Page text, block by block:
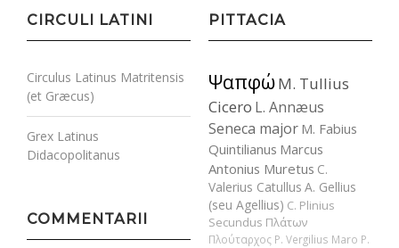
CIRCULI LATINI
Circulus Latinus Matritensis
(et Græcus)
Grex Latinus
Didacopolitanus
COMMENTARII
PITTACIA
ΨαπφώM. Tullius
Cicero L. Annæus
Seneca major M. Fabius
Quintilianus Marcus
Antonius Muretus C.
Valerius Catullus A. Gellius
(seu Agellius) C. Plinius
Secundus Πλάτων
Πλούταρχος P. Vergilius Maro P.